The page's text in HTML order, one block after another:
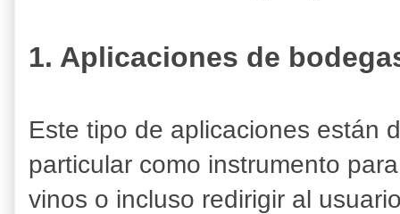
1. Aplicaciones de
Este tipo de aplicaciones están
particular como instrumento
vinos o incluso redirigir al